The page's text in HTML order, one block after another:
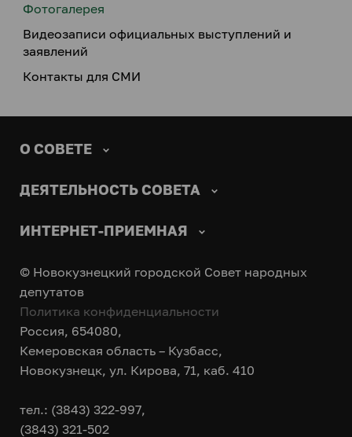
Фотогалерея
Видеозаписи официальных выступлений и
заявлений
Контакты для СМИ
О СОВЕТЕ
ДЕЯТЕЛЬНОСТЬ СОВЕТА
ИНТЕРНЕТ-ПРИЕМНАЯ
© Новокузнецкий городской Совет народных
депутатов
Политика конфиденциальности
Россия, 654080,
Кемеровская область – Кузбасс,
Новокузнецк, ул. Кирова, 71, каб. 410
тел.: (3843) 322-997,
(3843) 321-502